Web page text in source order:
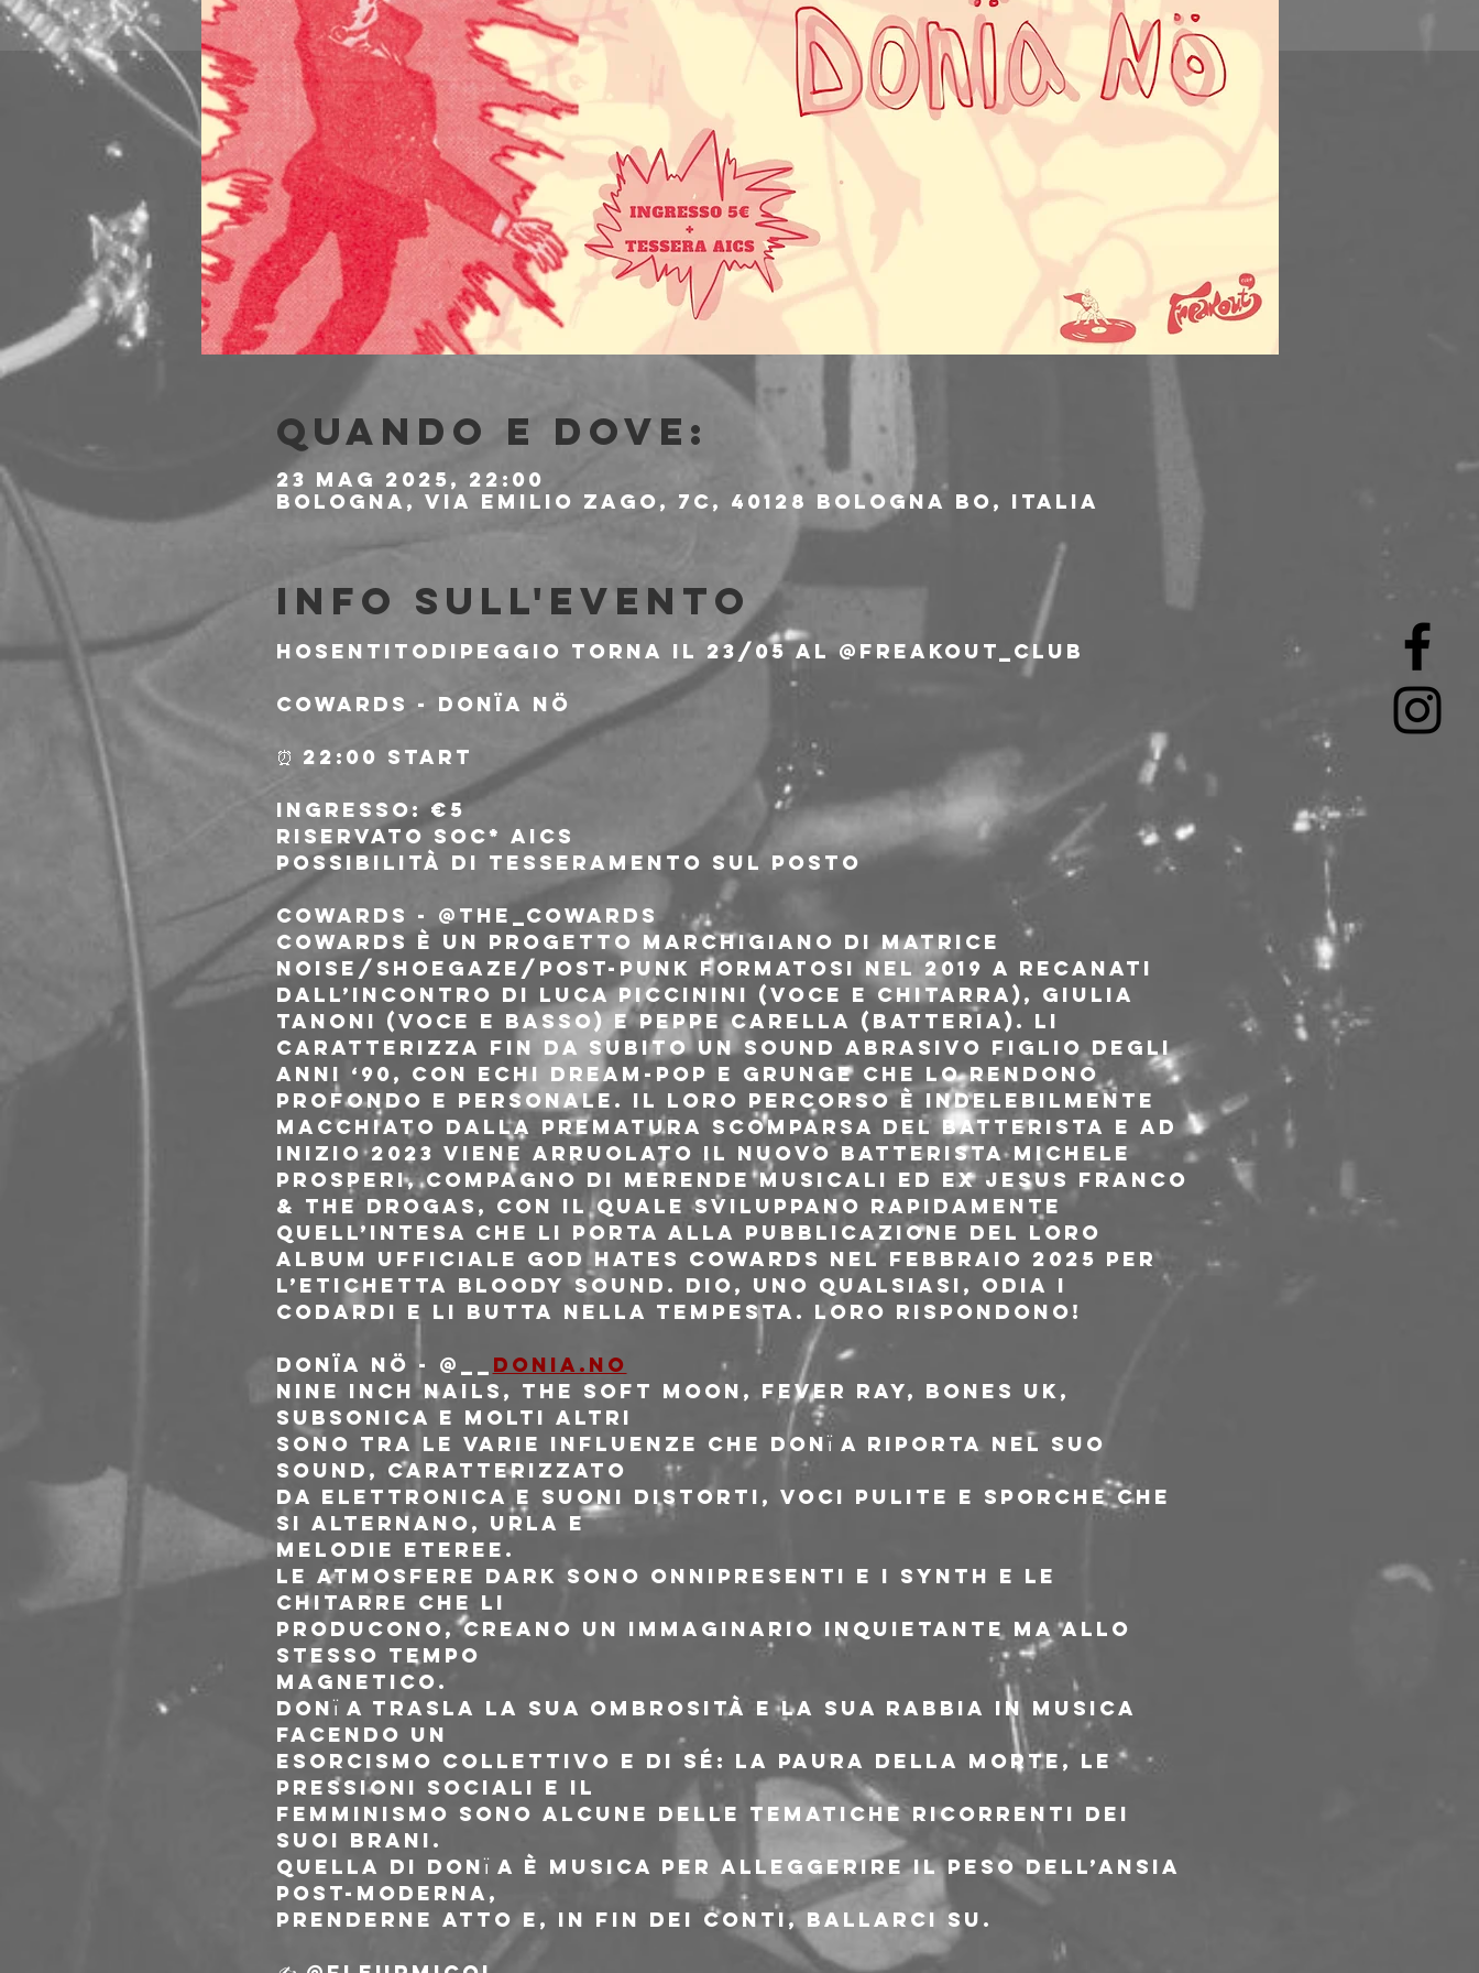
Quando e dove:
23 mag 2025, 22:00
Bologna, Via Emilio Zago, 7c, 40128 Bologna BO, Italia
Info sull'evento
HOSENTITODIPEGGIO torna il 23/05 al @freakout_club
Cowards - Donïa Nö
⏰ 22:00 start
Ingresso: €5
Riservato soc* AICS
Possibilità di tesseramento sul posto
COWARDS - @the_cowards
Cowards è un progetto marchigiano di matrice
noise/shoegaze/post-punk formatosi nel 2019 a Recanati
dall’incontro di Luca Piccinini (voce e chitarra), Giulia
Tanoni (voce e basso) e Peppe Carella (batteria). Li
caratterizza fin da subito un sound abrasivo figlio degli
anni ‘90, con echi dream-pop e grunge che lo rendono
profondo e personale. Il loro percorso è indelebilmente
macchiato dalla prematura scomparsa del batterista e ad
inizio 2023 viene arruolato il nuovo batterista Michele
Prosperi, compagno di merende musicali ed ex Jesus Franco
& The Drogas, con il quale sviluppano rapidamente
quell’intesa che li porta alla pubblicazione del loro
album ufficiale God Hates Cowards nel febbraio 2025 per
l’etichetta Bloody Sound. Dio, uno qualsiasi, odia i
codardi e li butta nella tempesta. Loro rispondono!
DONÏA NÖ - @__ donia.no
Nine Inch Nails, The Soft Moon, Fever Ray, Bones UK,
Subsonica e molti altri
sono tra le varie influenze che Donı̈ a riporta nel suo
sound, caratterizzato
da elettronica e suoni distorti, voci pulite e sporche che
si alternano, urla e
melodie eteree.
Le atmosfere dark sono onnipresenti e i synth e le
chitarre che li
producono, creano un immaginario inquietante ma allo
stesso tempo
magnetico.
Donı̈ a trasla la sua ombrosità e la sua rabbia in musica
facendo un
esorcismo collettivo e di sé: la paura della morte, le
pressioni sociali e il
femminismo sono alcune delle tematiche ricorrenti dei
suoi brani.
Quella di Donı̈ a è musica per alleggerire il peso dell’ansia
post-moderna,
prenderne atto e, in fin dei conti, ballarci su.